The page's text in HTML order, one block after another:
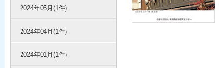
2024年05月(1件)
2024年04月(1件)
2024年01月(1件)